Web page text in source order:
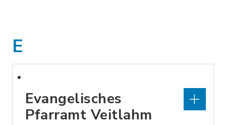
E
Evangelisches
Pfarramt Veitlahm